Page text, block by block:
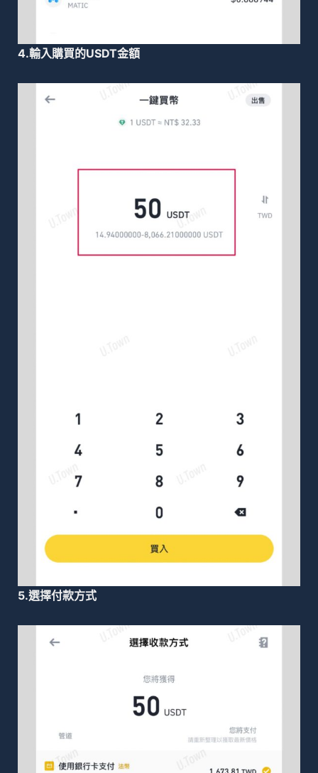
4.輸入購買的USDT金額
5.選擇付款方式